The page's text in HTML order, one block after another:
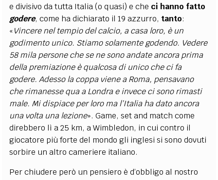
e divisivo da tutta Italia (o quasi) e che ci hanno fatto
godere, come ha dichiarato il 19 azzurro, tanto:
«Vincere nel tempio del calcio, a casa loro, è un
godimento unico. Stiamo solamente godendo. Vedere
58 mila persone che se ne sono andate ancora prima
della premiazione è qualcosa di unico che ci fa
godere. Adesso la coppa viene a Roma, pensavano
che rimanesse qua a Londra e invece ci sono rimasti
male. Mi dispiace per loro ma l’Italia ha dato ancora
una volta una lezione». Game, set and match come
direbbero lì a 25 km, a Wimbledon, in cui contro il
giocatore più forte del mondo gli inglesi si sono dovuti
sorbire un altro cameriere italiano.
Per chiudere però un pensiero è d’obbligo al nostro